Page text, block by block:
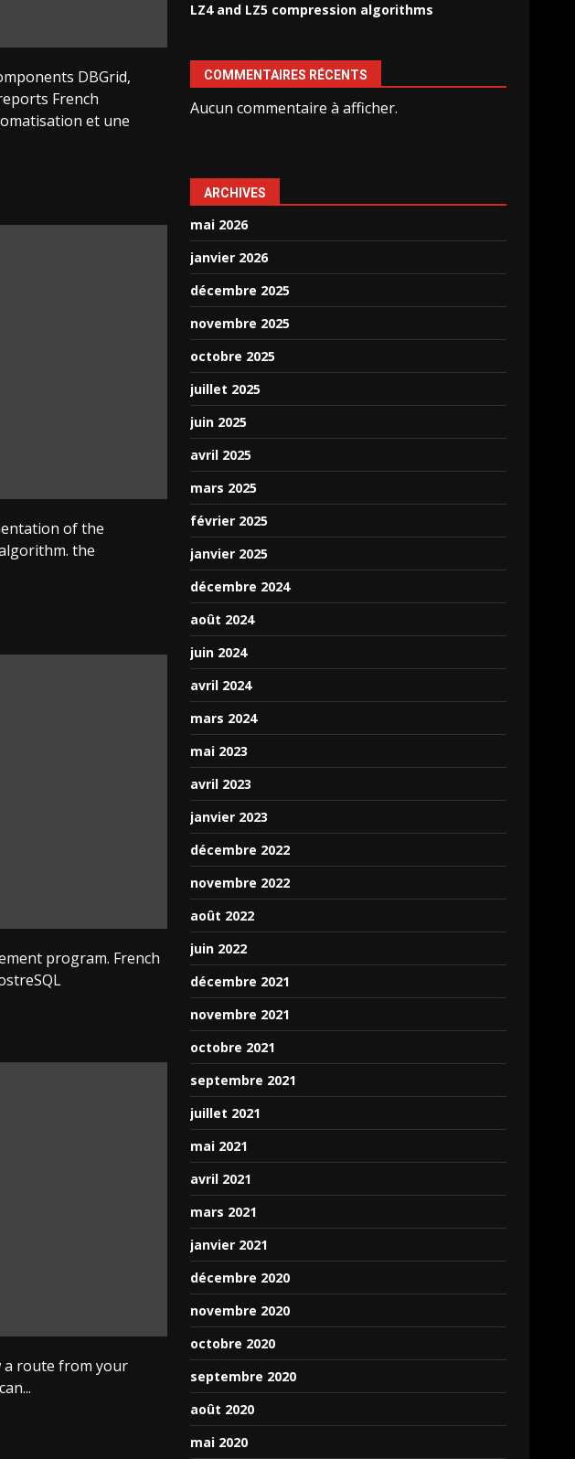
DBGrid,
French
et une
of the
the
program. French
a route from your
LZ4 and LZ5 compression algorithms
COMMENTAIRES RÉCENTS
Aucun commentaire à afficher.
ARCHIVES
mai 2026
janvier 2026
décembre 2025
novembre 2025
octobre 2025
juillet 2025
juin 2025
avril 2025
mars 2025
février 2025
janvier 2025
décembre 2024
août 2024
juin 2024
avril 2024
mars 2024
mai 2023
avril 2023
janvier 2023
décembre 2022
novembre 2022
août 2022
juin 2022
décembre 2021
novembre 2021
octobre 2021
septembre 2021
juillet 2021
mai 2021
avril 2021
mars 2021
janvier 2021
décembre 2020
novembre 2020
octobre 2020
septembre 2020
août 2020
mai 2020